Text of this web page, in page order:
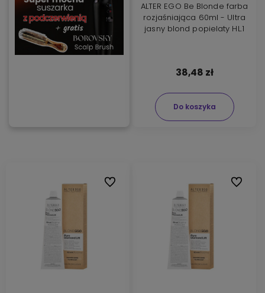
ALTER EGO Be Blonde farba
rozjaśniająca 60ml - Ultra
jasny blond popielaty HL.1
38,48 zł
Do koszyka
Do ulubionych Do